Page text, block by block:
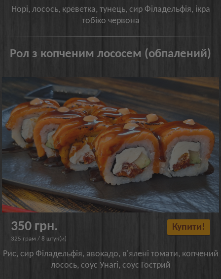
Норі, лосось, креветка, тунець, сир Філадельфія, ікра
тобіко червона
Рол з копченим лососем (обпалений)
350 грн.
325 грам / 8 штук(и)
Купити!
Рис, сир Філадельфія, авокадо, в'ялені томати, копчений
лосось, соус Унагі, соус Гострий